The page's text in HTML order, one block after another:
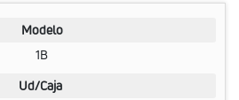
Modelo
1B
Ud/Caja